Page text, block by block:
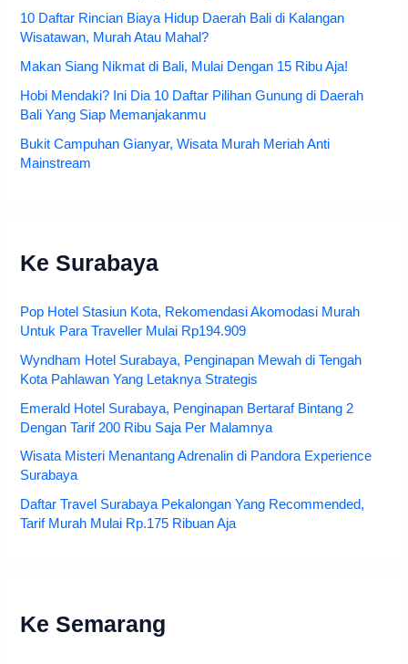
10 Daftar Rincian Biaya Hidup Daerah Bali di Kalangan
Wisatawan, Murah Atau Mahal?
Makan Siang Nikmat di Bali, Mulai Dengan 15 Ribu Aja!
Hobi Mendaki? Ini Dia 10 Daftar Pilihan Gunung di Daerah
Bali Yang Siap Memanjakanmu
Bukit Campuhan Gianyar, Wisata Murah Meriah Anti
Mainstream
Ke Surabaya
Pop Hotel Stasiun Kota, Rekomendasi Akomodasi Murah
Untuk Para Traveller Mulai Rp194.909
Wyndham Hotel Surabaya, Penginapan Mewah di Tengah
Kota Pahlawan Yang Letaknya Strategis
Emerald Hotel Surabaya, Penginapan Bertaraf Bintang 2
Dengan Tarif 200 Ribu Saja Per Malamnya
Wisata Misteri Menantang Adrenalin di Pandora Experience
Surabaya
Daftar Travel Surabaya Pekalongan Yang Recommended,
Tarif Murah Mulai Rp.175 Ribuan Aja
Ke Semarang